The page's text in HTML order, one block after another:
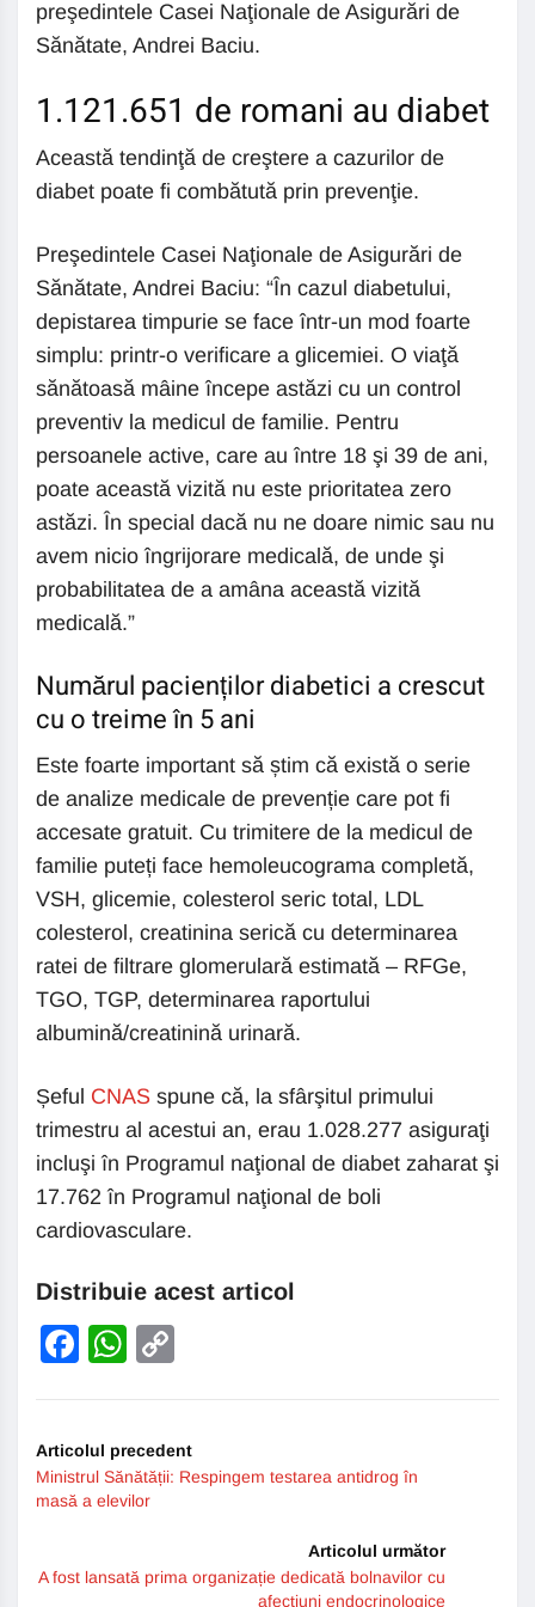
preşedintele Casei Naţionale de Asigurări de
Sănătate, Andrei Baciu.
1.121.651 de romani au diabet
Această tendinţă de creştere a cazurilor de
diabet poate fi combătută prin prevenţie.
Preşedintele Casei Naţionale de Asigurări de
Sănătate, Andrei Baciu: “În cazul diabetului,
depistarea timpurie se face într-un mod foarte
simplu: printr-o verificare a glicemiei. O viaţă
sănătoasă mâine începe astăzi cu un control
preventiv la medicul de familie. Pentru
persoanele active, care au între 18 şi 39 de ani,
poate această vizită nu este prioritatea zero
astăzi. În special dacă nu ne doare nimic sau nu
avem nicio îngrijorare medicală, de unde şi
probabilitatea de a amâna această vizită
medicală.”
Numărul pacienților diabetici a crescut
cu o treime în 5 ani
Este foarte important să știm că există o serie
de analize medicale de prevenție care pot fi
accesate gratuit. Cu trimitere de la medicul de
familie puteți face hemoleucograma completă,
VSH, glicemie, colesterol seric total, LDL
colesterol, creatinina serică cu determinarea
ratei de filtrare glomerulară estimată – RFGe,
TGO, TGP, determinarea raportului
albumină/creatinină urinară.
Șeful CNAS spune că, la sfârşitul primului
trimestru al acestui an, erau 1.028.277 asiguraţi
incluşi în Programul naţional de diabet zaharat şi
17.762 în Programul naţional de boli
cardiovasculare.
Distribuie acest articol
Facebook
WhatsApp
Articolul precedent
Ministrul Sănătății: Respingem testarea antidrog în
masă a elevilor
Articolul următor
A fost lansată prima organizație dedicată bolnavilor cu
afecțiuni endocrinologice